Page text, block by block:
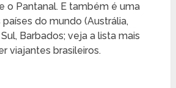
o Pantanal. E também é uma
do mundo (Austrália,
Barbados; veja a lista mais
viajantes brasileiros.